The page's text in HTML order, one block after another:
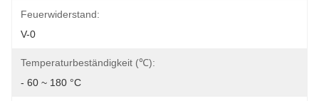
Feuerwiderstand:
V-0
Temperaturbeständigkeit (℃):
- 60 ~ 180 °C